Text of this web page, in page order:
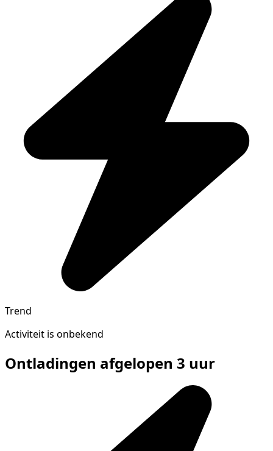
Trend
Activiteit is onbekend
Ontladingen afgelopen 3 uur